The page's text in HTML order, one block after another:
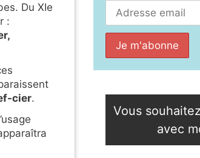
Du XIe
:
cier.
Vous
avec